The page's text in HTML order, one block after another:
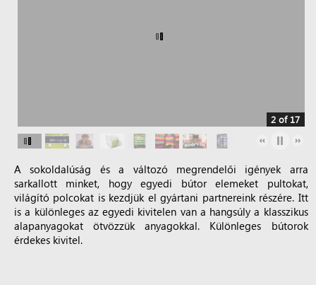
2 of 17
A sokoldalúság és a változó megrendelői igények arra
sarkallott minket, hogy egyedi bútor elemeket pultokat,
világító polcokat is kezdjük el gyártani partnereink részére. Itt
is a különleges az egyedi kivitelen van a hangsúly a klasszikus
alapanyagokat ötvözzük anyagokkal. Különleges bútorok
érdekes kivitel.